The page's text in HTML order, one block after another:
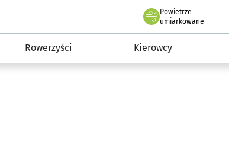
Powietrze
we Wrocławiu
umiarkowane
Rowerzyści Kierowcy